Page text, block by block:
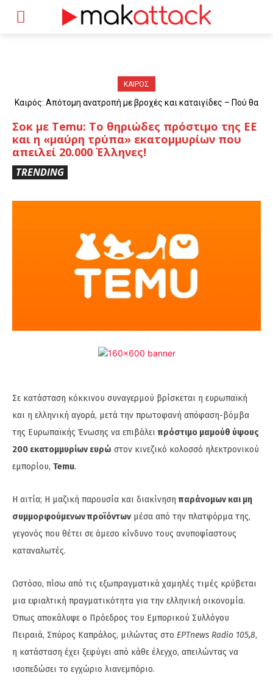
ΚΑΙΡΟΣ
Καιρός: Απότομη ανατροπή με βροχές και καταιγίδες – Πού θα
Σοκ με Temu: Το θηριώδες πρόστιμο της ΕΕ
και η «μαύρη τρύπα» εκατομμυρίων που
απειλεί 20.000 Έλληνες!
TRENDING
Σε κατάσταση κόκκινου συναγερμού βρίσκεται η ευρωπαϊκή
και η ελληνική αγορά, μετά την πρωτοφανή απόφαση-βόμβα
της Ευρωπαϊκής Ένωσης να επιβάλειπρόστιμο μαμούθ ύψους
200 εκατομμυρίων ευρώ στον κινεζικό κολοσσό ηλεκτρονικού
εμπορίου, Temu.
Η αιτία; Η μαζική παρουσία και διακίνησηπαράνομων και μη
συμμορφούμενων προϊόντων μέσα από την πλατφόρμα της,
γεγονός που θέτει σε άμεσο κίνδυνο τους ανυποψίαστους
καταναλωτές.
Ωστόσο, πίσω από τις εξωπραγματικά χαμηλές τιμές κρύβεται
μια εφιαλτική πραγματικότητα για την ελληνική οικονομία.
Όπως αποκάλυψε ο Πρόεδρος του Εμπορικού Συλλόγου
Πειραιά, Σπύρος Καπράλος, μιλώντας στο ΕΡΤnews Radio 105,8,
η κατάσταση έχει ξεφύγει από κάθε έλεγχο, απειλώντας να
ισοπεδώσει το εγχώριο λιανεμπόριο.